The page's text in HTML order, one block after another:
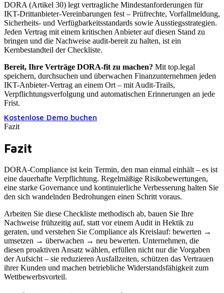
DORA (Artikel 30) legt vertragliche Mindestanforderungen für
IKT-Drittanbieter-Vereinbarungen fest – Prüfrechte, Vorfallmeldung,
Sicherheits- und Verfügbarkeitsstandards sowie Ausstiegsstrategien.
Jeden Vertrag mit einem kritischen Anbieter auf diesen Stand zu
bringen und die Nachweise audit-bereit zu halten, ist ein
Kernbestandteil der Checkliste.
Bereit, Ihre Verträge DORA-fit zu machen? Mit top.legal
speichern, durchsuchen und überwachen Finanzunternehmen jeden
IKT-Anbieter-Vertrag an einem Ort – mit Audit-Trails,
Verpflichtungsverfolgung und automatischen Erinnerungen an jede
Frist.
Kostenlose Demo buchen
Fazit
Fazit
DORA-Compliance ist kein Termin, den man einmal einhält – es ist
eine dauerhafte Verpflichtung. Regelmäßige Risikobewertungen,
eine starke Governance und kontinuierliche Verbesserung halten Sie
den sich wandelnden Bedrohungen einen Schritt voraus.
Arbeiten Sie diese Checkliste methodisch ab, bauen Sie Ihre
Nachweise frühzeitig auf, statt vor einem Audit in Hektik zu
geraten, und verstehen Sie Compliance als Kreislauf: bewerten →
umsetzen → überwachen → neu bewerten. Unternehmen, die
diesen proaktiven Ansatz wählen, erfüllen nicht nur die Vorgaben
der Aufsicht – sie reduzieren Ausfallzeiten, schützen das Vertrauen
ihrer Kunden und machen betriebliche Widerstandsfähigkeit zum
Wettbewerbsvorteil.